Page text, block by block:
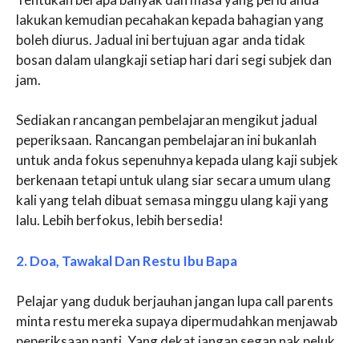
lakukan kemudian pecahakan kepada bahagian yang
boleh diurus. Jadual ini bertujuan agar anda tidak
bosan dalam ulangkaji setiap hari dari segi subjek dan
jam.
Sediakan rancangan pembelajaran mengikut jadual
peperiksaan. Rancangan pembelajaran ini bukanlah
untuk anda fokus sepenuhnya kepada ulang kaji subjek
berkenaan tetapi untuk ulang siar secara umum ulang
kali yang telah dibuat semasa minggu ulang kaji yang
lalu. Lebih berfokus, lebih bersedia!
2. Doa, Tawakal Dan Restu Ibu Bapa
Pelajar yang duduk berjauhan jangan lupa call parents
minta restu mereka supaya dipermudahkan menjawab